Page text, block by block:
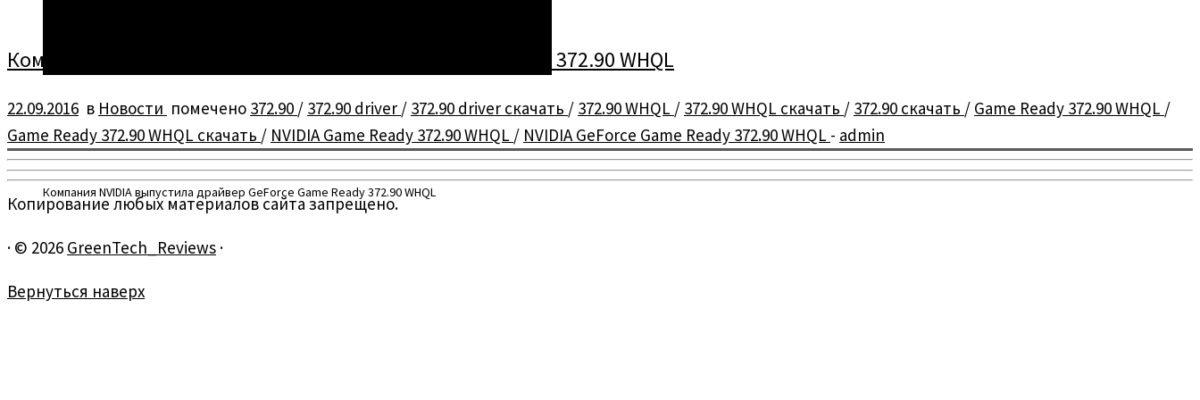
Компания NVIDIA выпустила драйвер GeForce Game Ready 372.90 WHQL
Компания NVIDIA выпустила драйвер GeForce Game Ready 372.90 WHQL
22.09.2016 в Новости помечено 372.90 / 372.90 driver / 372.90 driver скачать / 372.90 WHQL / 372.90 WHQL скачать / 372.90 скачать / Game Ready 372.90 WHQL /
Game Ready 372.90 WHQL скачать / NVIDIA Game Ready 372.90 WHQL / NVIDIA GeForce Game Ready 372.90 WHQL - admin
Копирование любых материалов сайта запрещено.
· © 2026 GreenTech_Reviews ·
Вернуться наверх